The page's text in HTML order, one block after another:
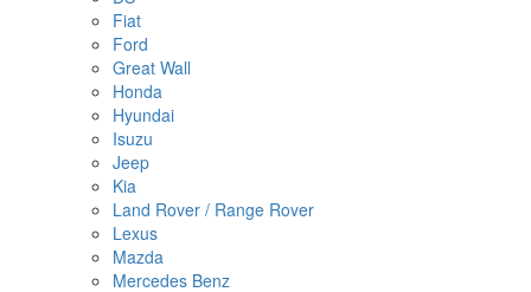
Fiat
Ford
Great Wall
Honda
Hyundai
Isuzu
Jeep
Kia
Land Rover / Range Rover
Lexus
Mazda
Mercedes Benz